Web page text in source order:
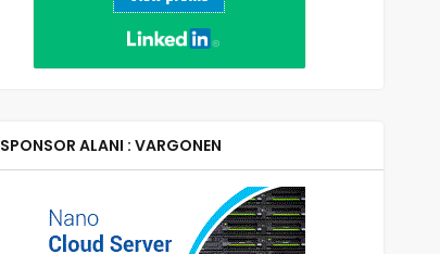
SPONSOR ALANI : VARGONEN